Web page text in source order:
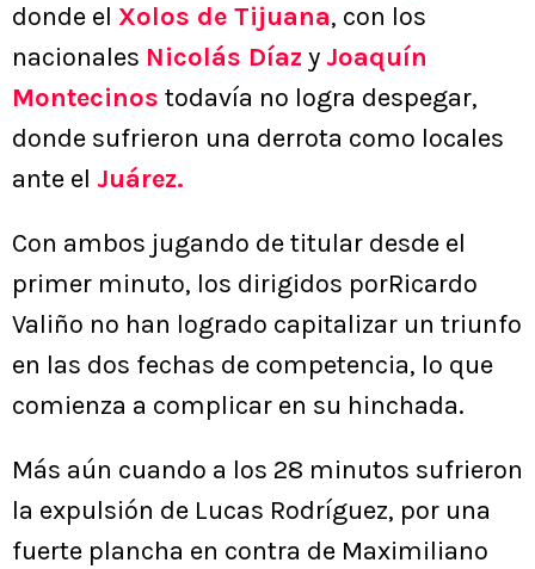
donde el Xolos de Tijuana, con los
nacionales Nicolás Díaz y Joaquín
Montecinos todavía no logra despegar,
donde sufrieron una derrota como locales
ante el Juárez.
Con ambos jugando de titular desde el
primer minuto, los dirigidos porRicardo
Valiño no han logrado capitalizar un triunfo
en las dos fechas de competencia, lo que
comienza a complicar en su hinchada.
Más aún cuando a los 28 minutos sufrieron
la expulsión de Lucas Rodríguez, por una
fuerte plancha en contra de Maximiliano